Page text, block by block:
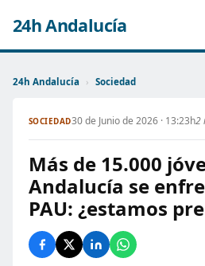
24h Andalucía
24h Andalucía › Sociedad
SOCIEDAD30 de Junio de 2026 · 13:23h2
Más de 15.000
Andalucía se
PAU: ¿estamos